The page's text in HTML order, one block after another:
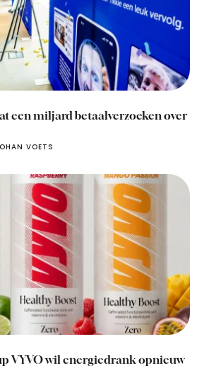
een miljard betaalverzoeken over
VOETS
VYVO wil energiedrank opnieuw